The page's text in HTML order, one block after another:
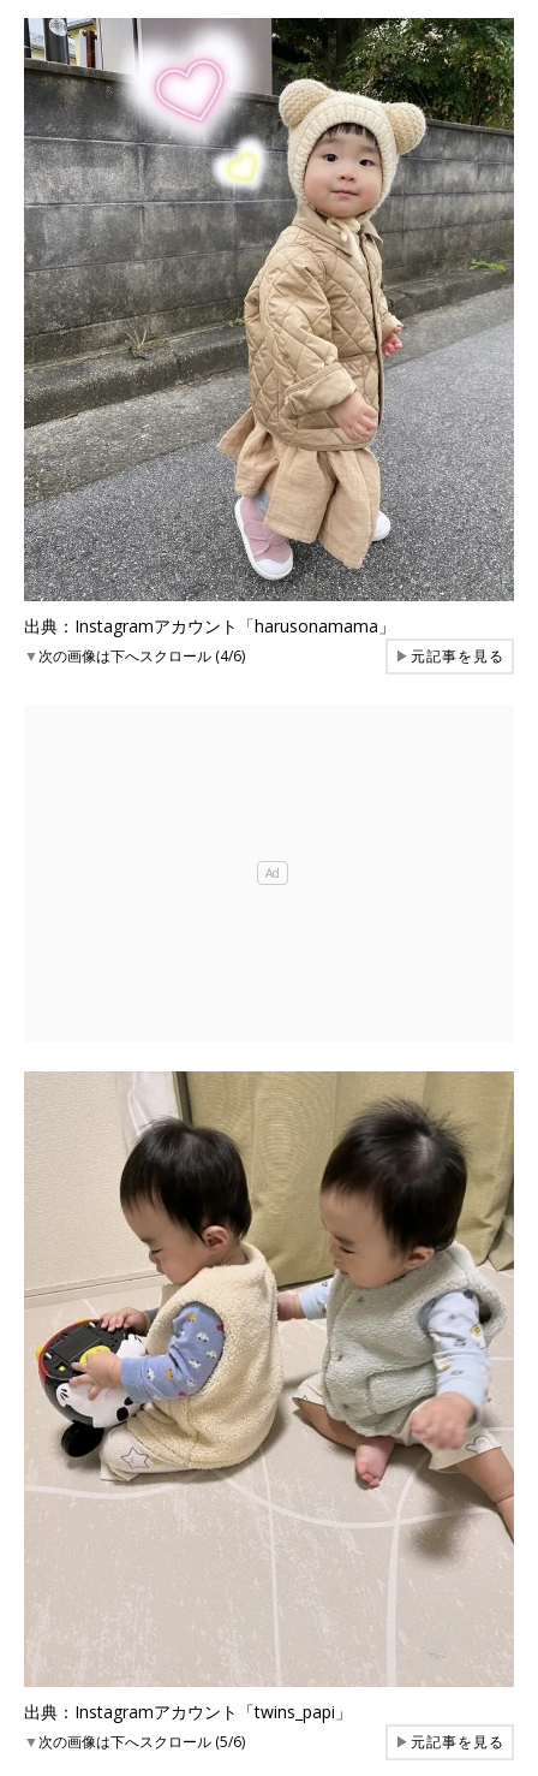
出典：Instagramアカウント「harusonamama」
▼次の画像は下へスクロール (4/6) ▶元記事を見る
出典：Instagramアカウント「twins_papi」
▼次の画像は下へスクロール (5/6) ▶元記事を見る